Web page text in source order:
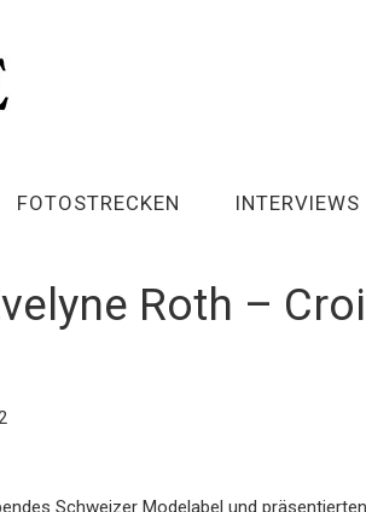
FOTOSTRECKEN INTERVIEWS
Roth –
Schweizer Modelabel und